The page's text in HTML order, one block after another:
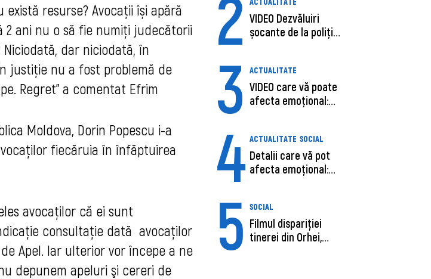
resurse? Avocații își apără
2 ani nu o să fie numiți judecătorii
dar niciodată, în
justiție nu a fost problemă de
Regret" a comentat Efrim
Moldova, Dorin Popescu i-a
fiecăruia în înfăptuirea
avocaţilor că ei sunt
consultaţie dată avocaţilor
Apel. Iar ulterior vor începe a ne
depunem apeluri şi cereri de
2 VIDEO Dezvăluiri
șocante de la poliție,
3 ACTUALITATE
VIDEO care vă poate
afecta emoțional:
4 ACTUALITATE SOCIAL
Detalii care vă pot
afecta emoțional:
5 SOCIAL
Filmul dispariției
tinerei din Orhei,